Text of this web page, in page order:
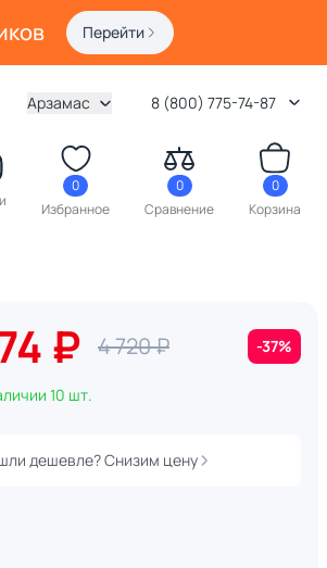
Перейти
Арзамас 8 (800) 775-74-87
0
Избранное
0
Сравнение
0
Корзина
₽ 4 720 ₽ -37%
10 шт.
Нашли дешевле? Снизим цену